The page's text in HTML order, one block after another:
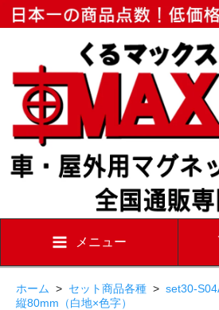
メニュー
ホーム > セット商品各種 > set30-
縦80mm（白地×色字）